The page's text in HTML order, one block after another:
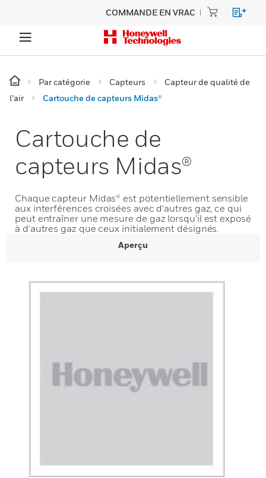
COMMANDE EN VRAC
Par catégorie Capteurs
Capteur de qualité de
l’air
Cartouche de capteurs Midas®
Cartouche de
capteurs Midas®
Chaque capteur Midas® est potentiellement sensible
aux interférences croisées avec d'autres gaz, ce qui
peut entraîner une mesure de gaz lorsqu'il est exposé
à d'autres gaz que ceux initialement désignés.
Aperçu